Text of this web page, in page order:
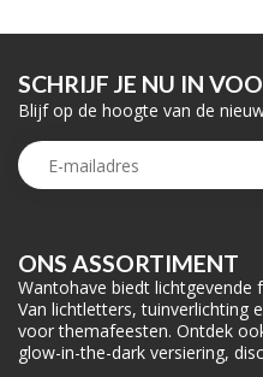
ONS ASSORTIMENT
Wantohave biedt lichtgevende
Van lichtletters, tuinverlichting
voor themafeesten. Ontdek
glow-in-the-dark versiering,
SCHRIJF JE NU IN
Blijf op de hoogte van de